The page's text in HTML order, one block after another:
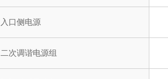
入口侧电源
二次调谐电源组